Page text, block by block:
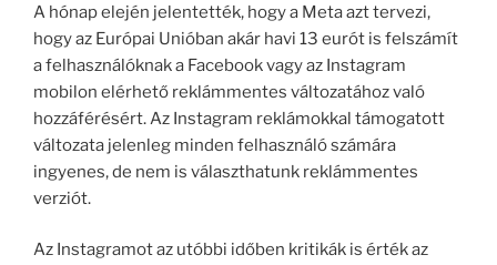
A hónap elején jelentették, hogy a Meta azt tervezi,
hogy az Európai Unióban akár havi 13 eurót is felszámít
a felhasználóknak a Facebook vagy az Instagram
mobilon elérhető reklámmentes változatához való
hozzáférésért. Az Instagram reklámokkal támogatott
változata jelenleg minden felhasználó számára
ingyenes, de nem is választhatunk reklámmentes
verziót.
Az Instagramot az utóbbi időben kritikák is érték az